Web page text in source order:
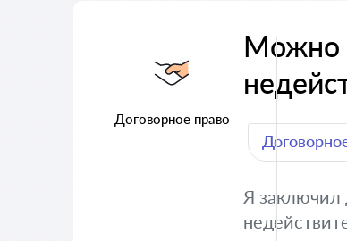
Договорное право
Можно
Я заключил